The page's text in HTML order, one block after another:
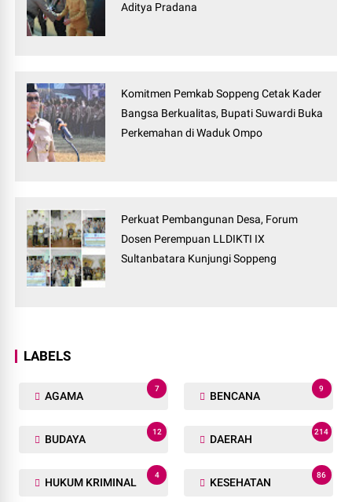
Aditya Pradana
Komitmen Pemkab Soppeng Cetak Kader
Bangsa Berkualitas, Bupati Suwardi Buka
Perkemahan di Waduk Ompo
Perkuat Pembangunan Desa, Forum
Dosen Perempuan LLDIKTI IX
Sultanbatara Kunjungi Soppeng
LABELS
AGAMA
7
BENCANA
9
BUDAYA
12
DAERAH
214
HUKUM KRIMINAL
4
KESEHATAN
86